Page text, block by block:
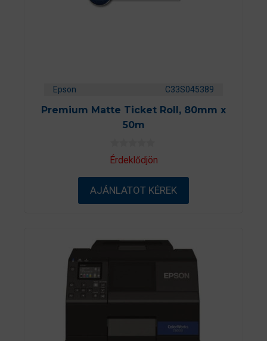
Epson C33S045389
Premium Matte Ticket Roll, 80mm x
50m
0
a
-
ő
Érdeklődjön
AJÁNLATOT KÉREK